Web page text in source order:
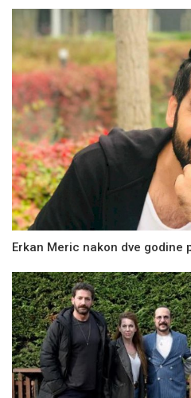
Erkan Meric nakon dve godine